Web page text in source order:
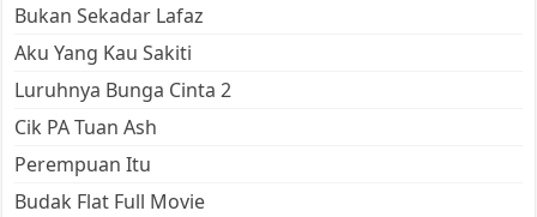
Bukan Sekadar Lafaz
Aku Yang Kau Sakiti
Luruhnya Bunga Cinta 2
Cik PA Tuan Ash
Perempuan Itu
Budak Flat Full Movie